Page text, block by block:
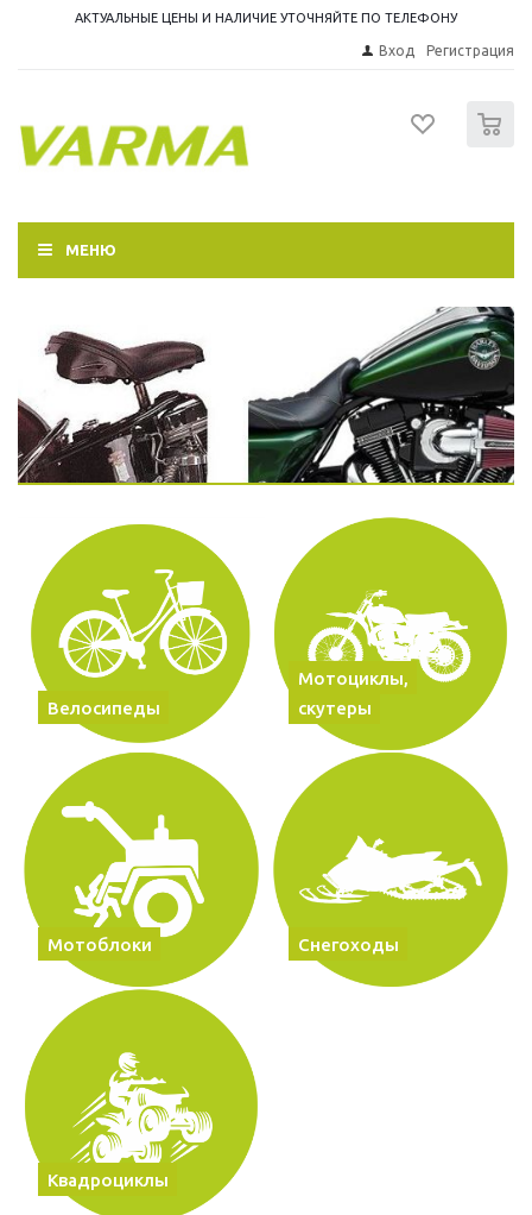
АКТУАЛЬНЫЕ ЦЕНЫ И НАЛИЧИЕ УТОЧНЯЙТЕ ПО ТЕЛЕФОНУ
Вход Регистрация
МЕНЮ
Велосипеды
Мотоциклы,
скутеры
Мотоблоки Снегоходы
Квадроциклы